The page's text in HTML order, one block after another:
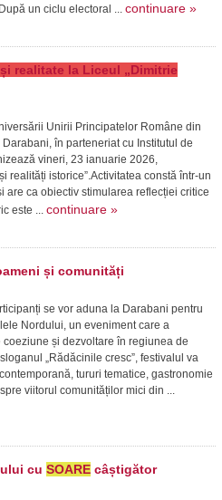
un ciclu electoral ... continuare »
realitate la Liceul „Dimitrie
Unirii Principatelor Române din
în parteneriat cu Institutul de
vineri, 23 ianuarie 2026,
realități istorice”.Activitatea constă într-un
are ca obiectiv stimularea reflecției critice
este ... continuare »
și comunități
se vor aduna la Darabani pentru
Nordului, un eveniment care a
și dezvoltare în regiunea de
„Rădăcinile cresc”, festivalul va
tururi tematice, gastronomie
viitorul comunităților mici din ...
cu SOAREcâștigător